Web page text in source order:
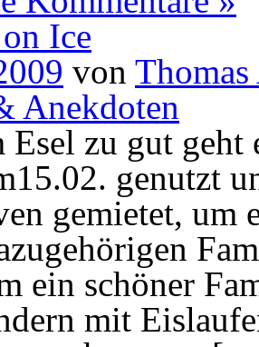
Ice
von Thomas
Anekdoten
Esel zu gut
genutzt
gemietet, um
ein schöner
mit